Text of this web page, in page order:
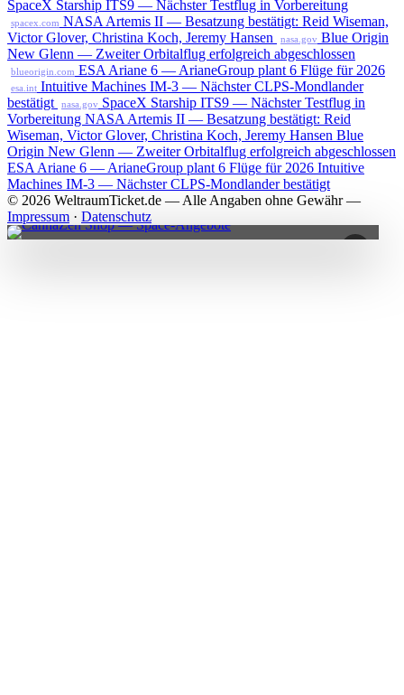
SpaceX Starship ITS9 — Nächster Testflug in Vorbereitung
spacex.com NASA Artemis II — Besatzung bestätigt: Reid Wiseman,
Victor Glover, Christina Koch, Jeremy Hansen
nasa.gov Blue Origin
New Glenn — Zweiter Orbitalflug erfolgreich abgeschlossen
blueorigin.com ESA Ariane 6 — ArianeGroup plant 6 Flüge für 2026
esa.int Intuitive Machines IM-3 — Nächster CLPS-Mondlander
bestätigt
nasa.gov SpaceX Starship ITS9 — Nächster Testflug in
Vorbereitung NASA Artemis II — Besatzung bestätigt: Reid
Wiseman, Victor Glover, Christina Koch, Jeremy Hansen Blue
Origin New Glenn — Zweiter Orbitalflug erfolgreich abgeschlossen
ESA Ariane 6 — ArianeGroup plant 6 Flüge für 2026 Intuitive
Machines IM-3 — Nächster CLPS-Mondlander bestätigt
© 2026 WeltraumTicket.de — Alle Angaben ohne Gewähr —
Impressum · Datenschutz